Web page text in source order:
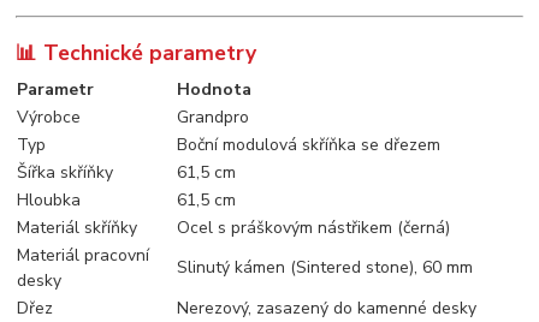
📊 Technické parametry
Parametr
Hodnota
Výrobce
Grandpro
Typ
Boční modulová skříňka se dřezem
Šířka skříňky
61,5 cm
Hloubka
61,5 cm
Materiál skříňky
Ocel s práškovým nástřikem (černá)
Materiál pracovní
desky
Slinutý kámen (Sintered stone), 60 mm
Dřez
Nerezový, zasazený do kamenné desky